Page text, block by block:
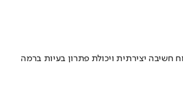
חשיבה יצירתית ויכולת פתרון בעיות ברמה